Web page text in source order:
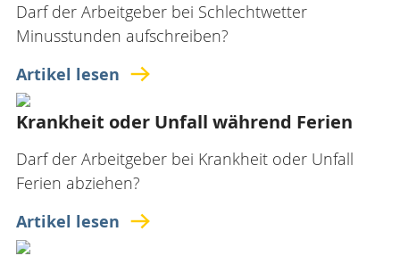
Darf der Arbeitgeber bei Schlechtwetter
Minusstunden aufschreiben?
Artikel lesen
Krankheit oder Unfall während Ferien
Darf der Arbeitgeber bei Krankheit oder Unfall
Ferien abziehen?
Artikel lesen